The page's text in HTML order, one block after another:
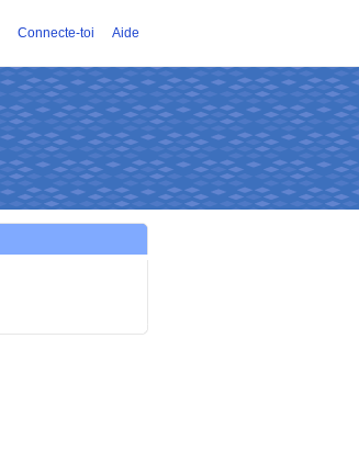
Connecte-toi Aide